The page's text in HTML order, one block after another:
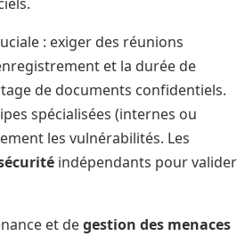
: exiger des réunions
et la durée de
de documents confidentiels.
spécialisées (internes ou
les vulnérabilités. Les
indépendants pour valider
et degestion des menaces